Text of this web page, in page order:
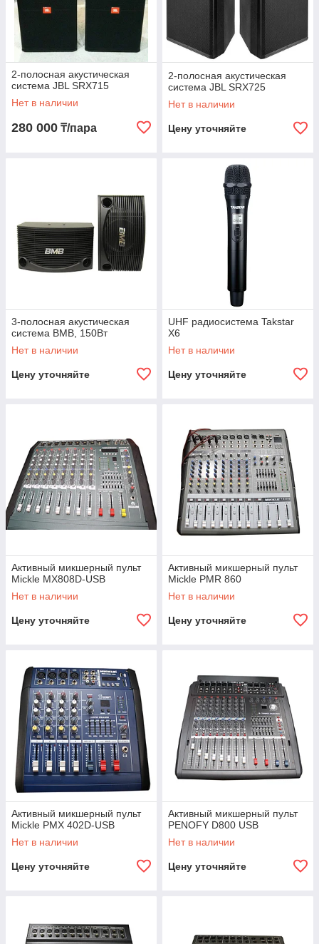
VPROK.kz! Независимо от того, для каких целей вам нужно
звуковое оборудование, у нас вы найдете все необходимое
для достижения наилучших результатов. Заходите в наш
интернет-магазин, выбирайте и заказывайте звуковое
оборудование высокого качества с доставкой по Алматы и
всему Казахстану!
2-полосная акустическая
система JBL SRX715
Нет в наличии
280 000 ₸/пара
2-полосная акустическая
система JBL SRX725
Нет в наличии
Цену уточняйте
3-полосная акустическая
система BMB, 150Вт
Нет в наличии
Цену уточняйте
UHF радиосистема Takstar
X6
Нет в наличии
Цену уточняйте
Активный микшерный пульт
Mickle MX808D-USB
Нет в наличии
Цену уточняйте
Активный микшерный пульт
Mickle PMR 860
Нет в наличии
Цену уточняйте
Активный микшерный пульт
Mickle PMX 402D-USB
Нет в наличии
Цену уточняйте
Активный микшерный пульт
PENOFY D800 USB
Нет в наличии
Цену уточняйте